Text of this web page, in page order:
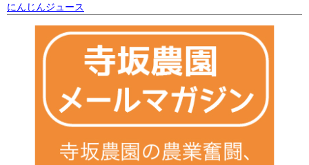
にんじんジュース